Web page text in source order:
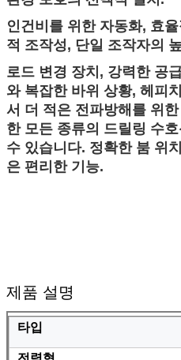
인건비를 위한 자동화, 효
적 조작성, 단일 조작자의
로드 변경 장치, 강력한 공
와 복잡한 바위 상황, 헤피
서 더 적은 전파방해를 위
한 모든 종류의 드릴링 수
수 있습니다. 정확한 붐 위
은 편리한 기능.
제품 설명
타입